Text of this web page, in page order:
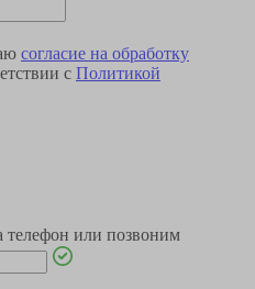
согласие на обработку
с Политикой
или позвоним